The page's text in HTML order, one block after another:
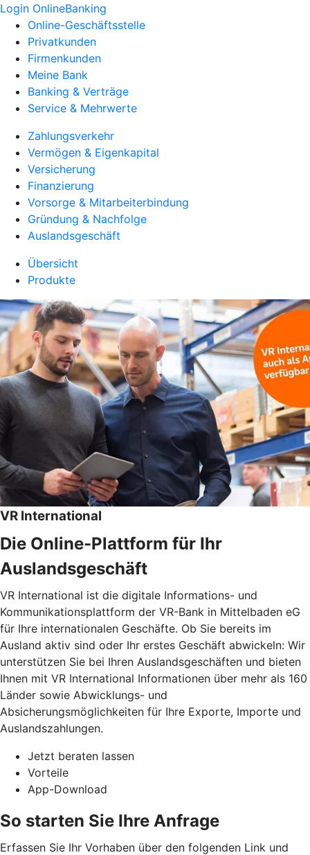
Login OnlineBanking
Online-Geschäftsstelle
Privatkunden
Firmenkunden
Meine Bank
Banking & Verträge
Service & Mehrwerte
Zahlungsverkehr
Vermögen & Eigenkapital
Versicherung
Finanzierung
Vorsorge & Mitarbeiterbindung
Gründung & Nachfolge
Auslandsgeschäft
Übersicht
Produkte
VR International
Die Online-Plattform für Ihr
Auslandsgeschäft
VR International ist die digitale Informations- und
Kommunikationsplattform der VR-Bank in Mittelbaden eG
für Ihre internationalen Geschäfte. Ob Sie bereits im
Ausland aktiv sind oder Ihr erstes Geschäft abwickeln: Wir
unterstützen Sie bei Ihren Auslandsgeschäften und bieten
Ihnen mit VR International Informationen über mehr als 160
Länder sowie Abwicklungs- und
Absicherungsmöglichkeiten für Ihre Exporte, Importe und
Auslandszahlungen.
Jetzt beraten lassen
Vorteile
App-Download
So starten Sie Ihre Anfrage
Erfassen Sie Ihr Vorhaben über den folgenden Link und